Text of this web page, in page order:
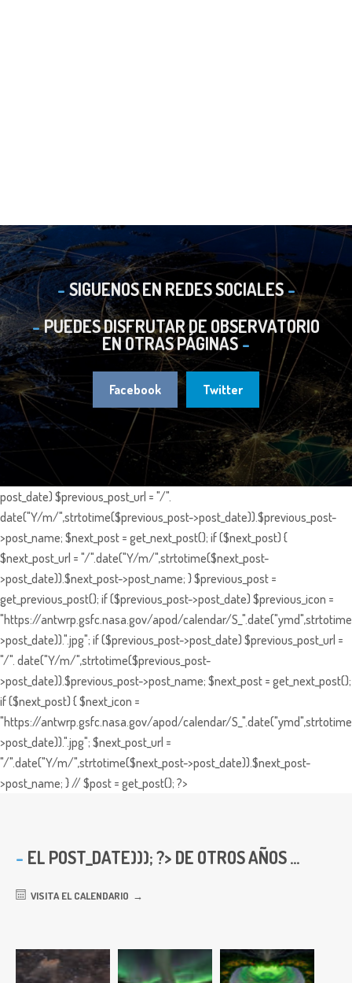
SIGUENOS EN REDES SOCIALES
PUEDES DISFRUTAR DE OBSERVATORIO
EN OTRAS PÁGINAS
Facebook Twitter
post_date) $previous_post_url = "/".
date("Y/m/",strtotime($previous_post->post_date)).$previous_post-
>post_name; $next_post = get_next_post(); if ($next_post) {
$next_post_url = "/".date("Y/m/",strtotime($next_post-
>post_date)).$next_post->post_name; } $previous_post =
get_previous_post(); if ($previous_post->post_date) $previous_icon =
"https://antwrp.gsfc.nasa.gov/apod/calendar/
>post_date)).".jpg"; if ($previous_post->post_date) $previous_post_url =
"/". date("Y/m/",strtotime($previous_post-
>post_date)).$previous_post->post_name; $next_post = get_next_post();
if ($next_post) { $next_icon =
"https://antwrp.gsfc.nasa.gov/apod/calendar/
>post_date)).".jpg"; $next_post_url =
"/".date("Y/m/",strtotime($next_post->post_date)).$next_post-
>post_name; } // $post = get_post(); ?>
EL POST_DATE))); ?> DE OTROS AÑOS ...
VISITA EL CALENDARIO